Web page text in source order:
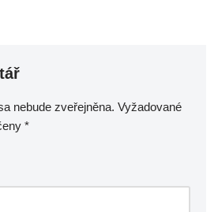
nebude zveřejněna. Vyžadované
*